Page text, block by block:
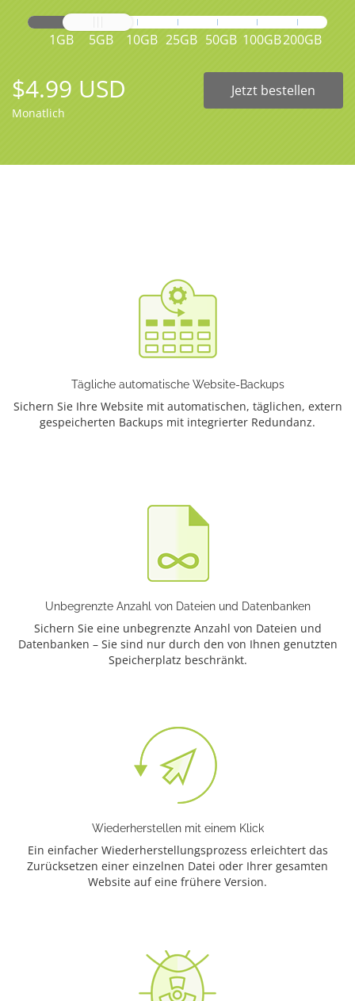
1GB 5GB 10GB 25GB 50GB 100GB200GB
$4.99 USD
Monatlich
Jetzt bestellen
Tägliche automatische Website-Backups
Sichern Sie Ihre Website mit automatischen, täglichen, extern
gespeicherten Backups mit integrierter Redundanz.
Unbegrenzte Anzahl von Dateien und Datenbanken
Sichern Sie eine unbegrenzte Anzahl von Dateien und
Datenbanken – Sie sind nur durch den von Ihnen genutzten
Speicherplatz beschränkt.
Wiederherstellen mit einem Klick
Ein einfacher Wiederherstellungsprozess erleichtert das
Zurücksetzen einer einzelnen Datei oder Ihrer gesamten
Website auf eine frühere Version.